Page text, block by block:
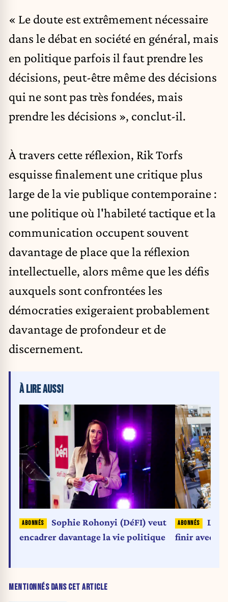
« Le doute est extrêmement nécessaire
dans le débat en société en général, mais
en politique parfois il faut prendre les
décisions, peut-être même des décisions
qui ne sont pas très fondées, mais
prendre les décisions », conclut-il.
À travers cette réflexion, Rik Torfs
esquisse finalement une critique plus
large de la vie publique contemporaine :
une politique où l'habileté tactique et la
communication occupent souvent
davantage de place que la réflexion
intellectuelle, alors même que les défis
auxquels sont confrontées les
démocraties exigeraient probablement
davantage de profondeur et de
discernement.
MENTIONNÉS DANS CET ARTICLE
À LIRE AUSSI
Sophie Rohonyi (DéFI) veut
encadrer davantage la vie politique
La
finir avec